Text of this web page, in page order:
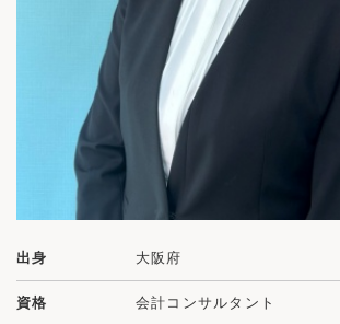
出身 大阪府
資格 会計コンサルタント